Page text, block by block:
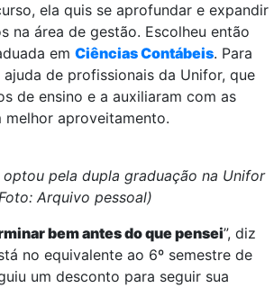
ela quis se aprofundar e expandir
na área de gestão. Escolheu então
em Ciências Contábeis. Para
de profissionais da Unifor, que
de ensino e a auxiliaram com as
melhor aproveitamento.
optou pela dupla graduação na Unifor
Arquivo pessoal)
bem antes do que pensei”, diz
no equivalente ao 6º semestre de
um desconto para seguir sua